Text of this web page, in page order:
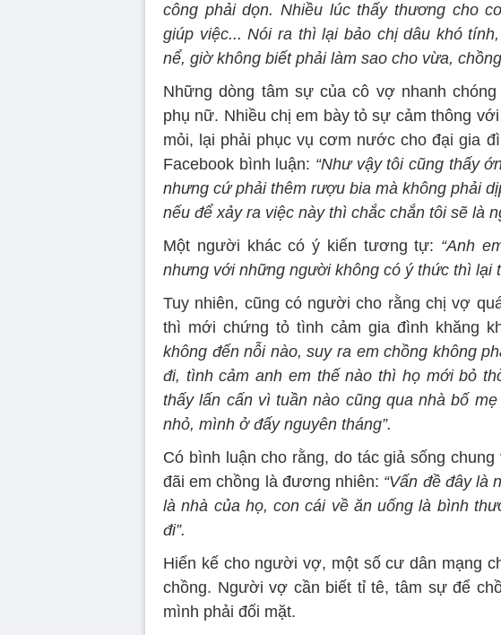
công phải dọn. Nhiều lúc thấy thương cho
giúp việc... Nói ra thì lại bảo chị dâu khó
nể, giờ không biết phải làm sao cho vừa,
Những dòng tâm sự của cô vợ nhanh
phụ nữ. Nhiều chị em bày tỏ sự cảm thông
mỏi, lại phải phục vụ cơm nước cho đại gia
Facebook bình luận: “Như vậy tôi cũng thấy
nhưng cứ phải thêm rượu bia mà không phải
nếu để xảy ra việc này thì chắc chắn tôi sẽ là
Một người khác có ý kiến tương tự: “Anh
nhưng với những người không có ý thức thì lại
Tuy nhiên, cũng có người cho rằng chị vợ
thì mới chứng tỏ tình cảm gia đình khăng
không đến nỗi nào, suy ra em chồng không
đi, tình cảm anh em thế nào thì họ mới bỏ
thấy lấn cấn vì tuần nào cũng qua nhà bố
nhỏ, mình ở đấy nguyên tháng”.
Có bình luận cho rằng, do tác giả sống
đãi em chồng là đương nhiên: “Vấn đề đây là
là nhà của họ, con cái về ăn uống là bình
đi”.
Hiến kế cho người vợ, một số cư dân mạng
chồng. Người vợ cần biết tỉ tê, tâm sự để
mình phải đối mặt.